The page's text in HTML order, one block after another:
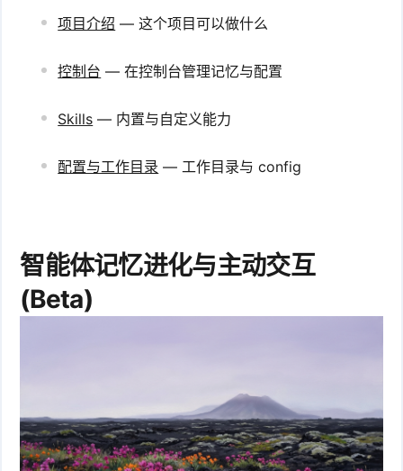
项目介绍 — 这个项目可以做什么
控制台 — 在控制台管理记忆与配置
Skills — 内置与自定义能力
配置与工作目录 — 工作目录与 config
智能体记忆进化与主动交互
(Beta)